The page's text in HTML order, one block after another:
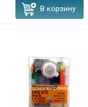
В корзину